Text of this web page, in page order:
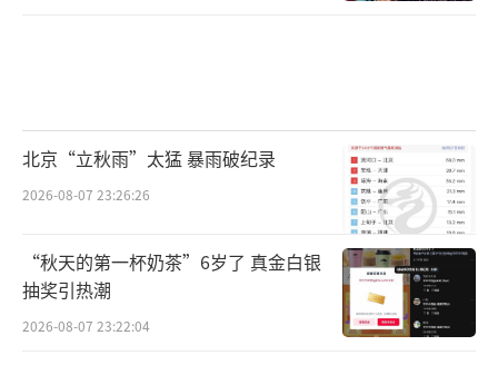
北京“立秋雨”太猛 暴雨破纪录
2026-08-07 23:26:26
“秋天的第一杯奶茶”6岁了 真金白银
抽奖引热潮
2026-08-07 23:22:04